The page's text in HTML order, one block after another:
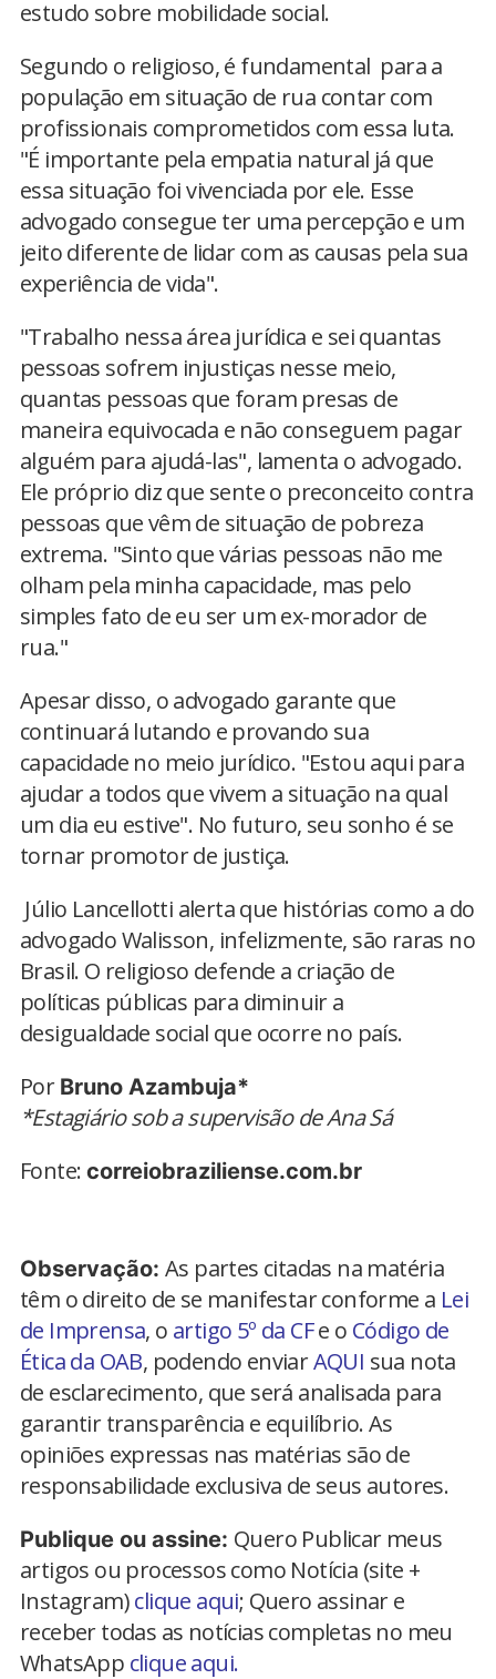
estudo sobre mobilidade social.
Segundo o religioso, é fundamental para a
população em situação de rua contar com
profissionais comprometidos com essa luta.
"É importante pela empatia natural já que
essa situação foi vivenciada por ele. Esse
advogado consegue ter uma percepção e um
jeito diferente de lidar com as causas pela sua
experiência de vida".
"Trabalho nessa área jurídica e sei quantas
pessoas sofrem injustiças nesse meio,
quantas pessoas que foram presas de
maneira equivocada e não conseguem pagar
alguém para ajudá-las", lamenta o advogado.
Ele próprio diz que sente o preconceito contra
pessoas que vêm de situação de pobreza
extrema. "Sinto que várias pessoas não me
olham pela minha capacidade, mas pelo
simples fato de eu ser um ex-morador de
rua."
Apesar disso, o advogado garante que
continuará lutando e provando sua
capacidade no meio jurídico. "Estou aqui para
ajudar a todos que vivem a situação na qual
um dia eu estive". No futuro, seu sonho é se
tornar promotor de justiça.
Júlio Lancellotti alerta que histórias como a do
advogado Walisson, infelizmente, são raras no
Brasil. O religioso defende a criação de
políticas públicas para diminuir a
desigualdade social que ocorre no país.
Por Bruno Azambuja*
*Estagiário sob a supervisão de Ana Sá
Fonte: correiobraziliense.com.br
Observação: As partes citadas na matéria
têm o direito de se manifestar conforme a Lei
de Imprensa, o artigo 5º da CFe o Código de
Ética da OAB, podendo enviarAQUI sua nota
de esclarecimento, que será analisada para
garantir transparência e equilíbrio. As
opiniões expressas nas matérias são de
responsabilidade exclusiva de seus autores.
Publique ou assine: Quero Publicar meus
artigos ou processos como Notícia (site +
Instagram)clique aqui; Quero assinar e
receber todas as notícias completas no meu
WhatsApp clique aqui.